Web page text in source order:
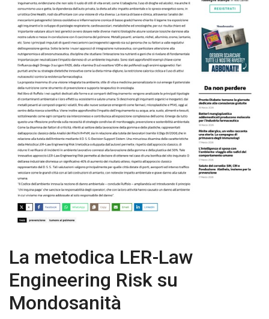
Previous Next
La metodica LER-Law
Engineering Risk su
Mondosanità